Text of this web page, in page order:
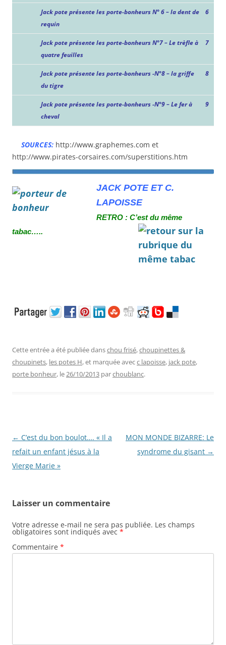
Jack pote présente les porte-bonheurs N° 6 – la dent de
requin
6
Jack pote présente les porte-bonheurs N°7 – Le trèfle à
quatre feuilles
7
Jack pote présente les porte-bonheurs -N°8 – la griffe
du tigre
8
Jack pote présente les porte-bonheurs -N°9 – Le fer à
cheval
9
SOURCES: http://www.graphemes.com et
http://www.pirates-corsaires.com/superstitions.htm
JACK POTE ET C.
LAPOISSE
RETRO : C’est du même
tabac…..
Cette entrée a été publiée danschou frisé,choupinettes &
choupinets, les potes H, et marquée avecc lapoisse, jack pote,
porte bonheur, le 26/10/2013 parchoublanc.
Navigation
des
articles
← C’est du bon boulot…. « Il a
refait un enfant jésus à la
Vierge Marie »
MON MONDE BIZARRE: Le
syndrome du gisant →
Laisser un commentaire
Votre adresse e-mail ne sera pas publiée. Les champs
obligatoires sont indiqués avec *
Commentaire *